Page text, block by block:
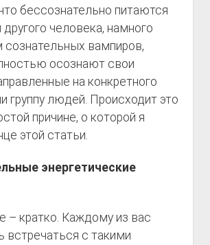
бессознательно питаются
другого человека, намного
вампиров,
осознают свои
на конкретного
группу людей. Происходит это
причине, о которой я
этой статьи.
энергетические
– кратко. Каждому из вас
встречаться с такими